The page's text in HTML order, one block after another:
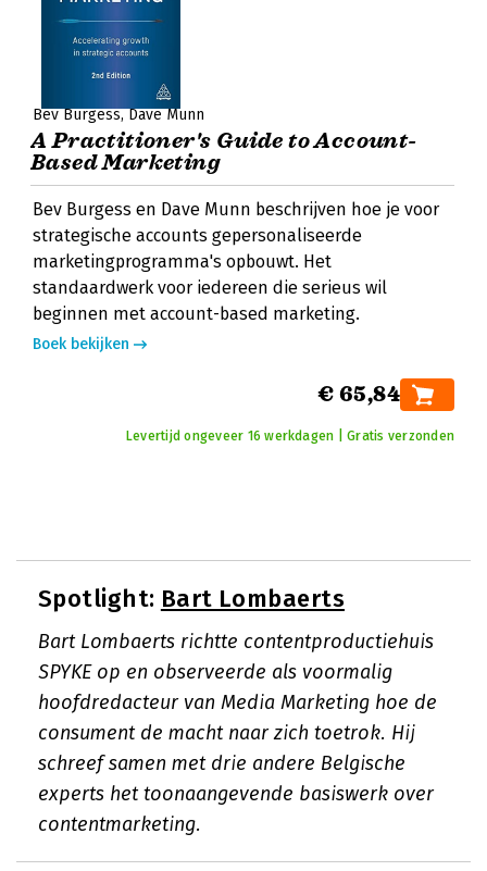
Bev Burgess Dave Munn
A Practitioner's Guide to Account-
Based Marketing
Bev Burgess en Dave Munn beschrijven hoe je voor
strategische accounts gepersonaliseerde
marketingprogramma's opbouwt. Het
standaardwerk voor iedereen die serieus wil
beginnen met account-based marketing.
Boek bekijken
€ 65,84
Levertijd ongeveer 16 werkdagen | Gratis verzonden
Spotlight: Bart Lombaerts
Bart Lombaerts richtte contentproductiehuis
SPYKE op en observeerde als voormalig
hoofdredacteur van Media Marketing hoe de
consument de macht naar zich toetrok. Hij
schreef samen met drie andere Belgische
experts het toonaangevende basiswerk over
contentmarketing.